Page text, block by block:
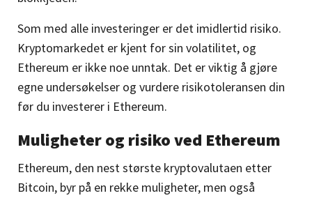
Som med alle investeringer er det imidlertid risiko.
Kryptomarkedet er kjent for sin volatilitet, og
Ethereum er ikke noe unntak. Det er viktig å gjøre
egne undersøkelser og vurdere risikotoleransen din
før du investerer i Ethereum.
Muligheter og risiko ved Ethereum
Ethereum, den nest største kryptovalutaen etter
Bitcoin, byr på en rekke muligheter, men også